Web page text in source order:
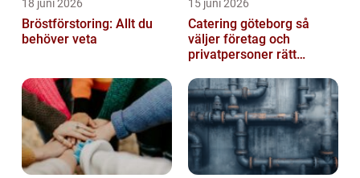
18 juni 2026
Bröstförstoring: Allt du
behöver veta
15 juni 2026
Catering göteborg så
väljer företag och
privatpersoner rätt